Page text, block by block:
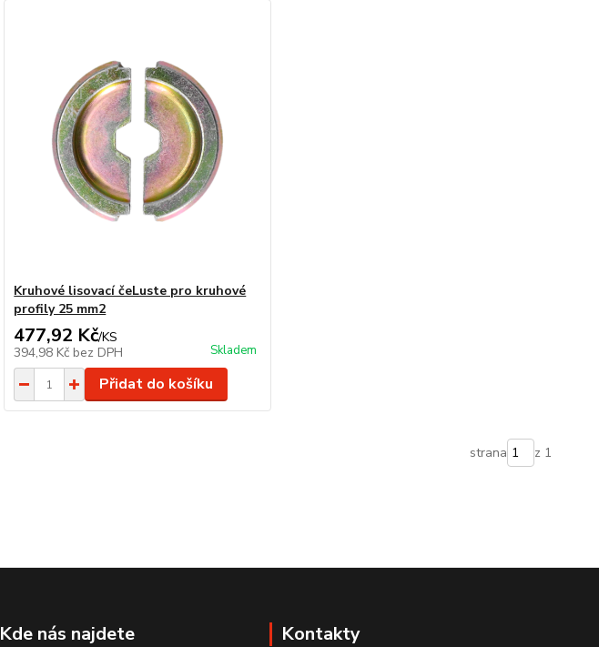
Kruhové lisovací čeLuste pro kruhové
profily 25 mm2
477,92 Kč/KS
394,98 Kč bez DPH Skladem
Přidat do košíku
strana z 1
Kde nás najdete Kontakty